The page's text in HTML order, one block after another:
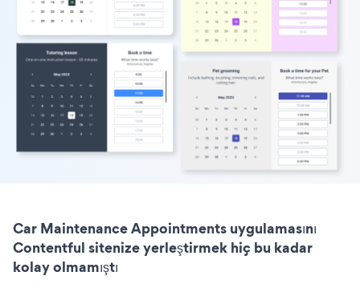
Car Maintenance Appointments uygulamasını
Contentful sitenize yerleştirmek hiç bu kadar
kolay olmamıştı